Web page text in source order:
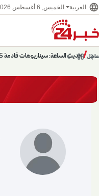
language العربية الخميس, 6 أغسطس 2026
عاجل/حديث الساعة: سيناريوهات قادمة 745 chevron_right
pause
chevron_left